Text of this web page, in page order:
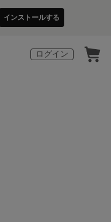
インストールする
ログイン